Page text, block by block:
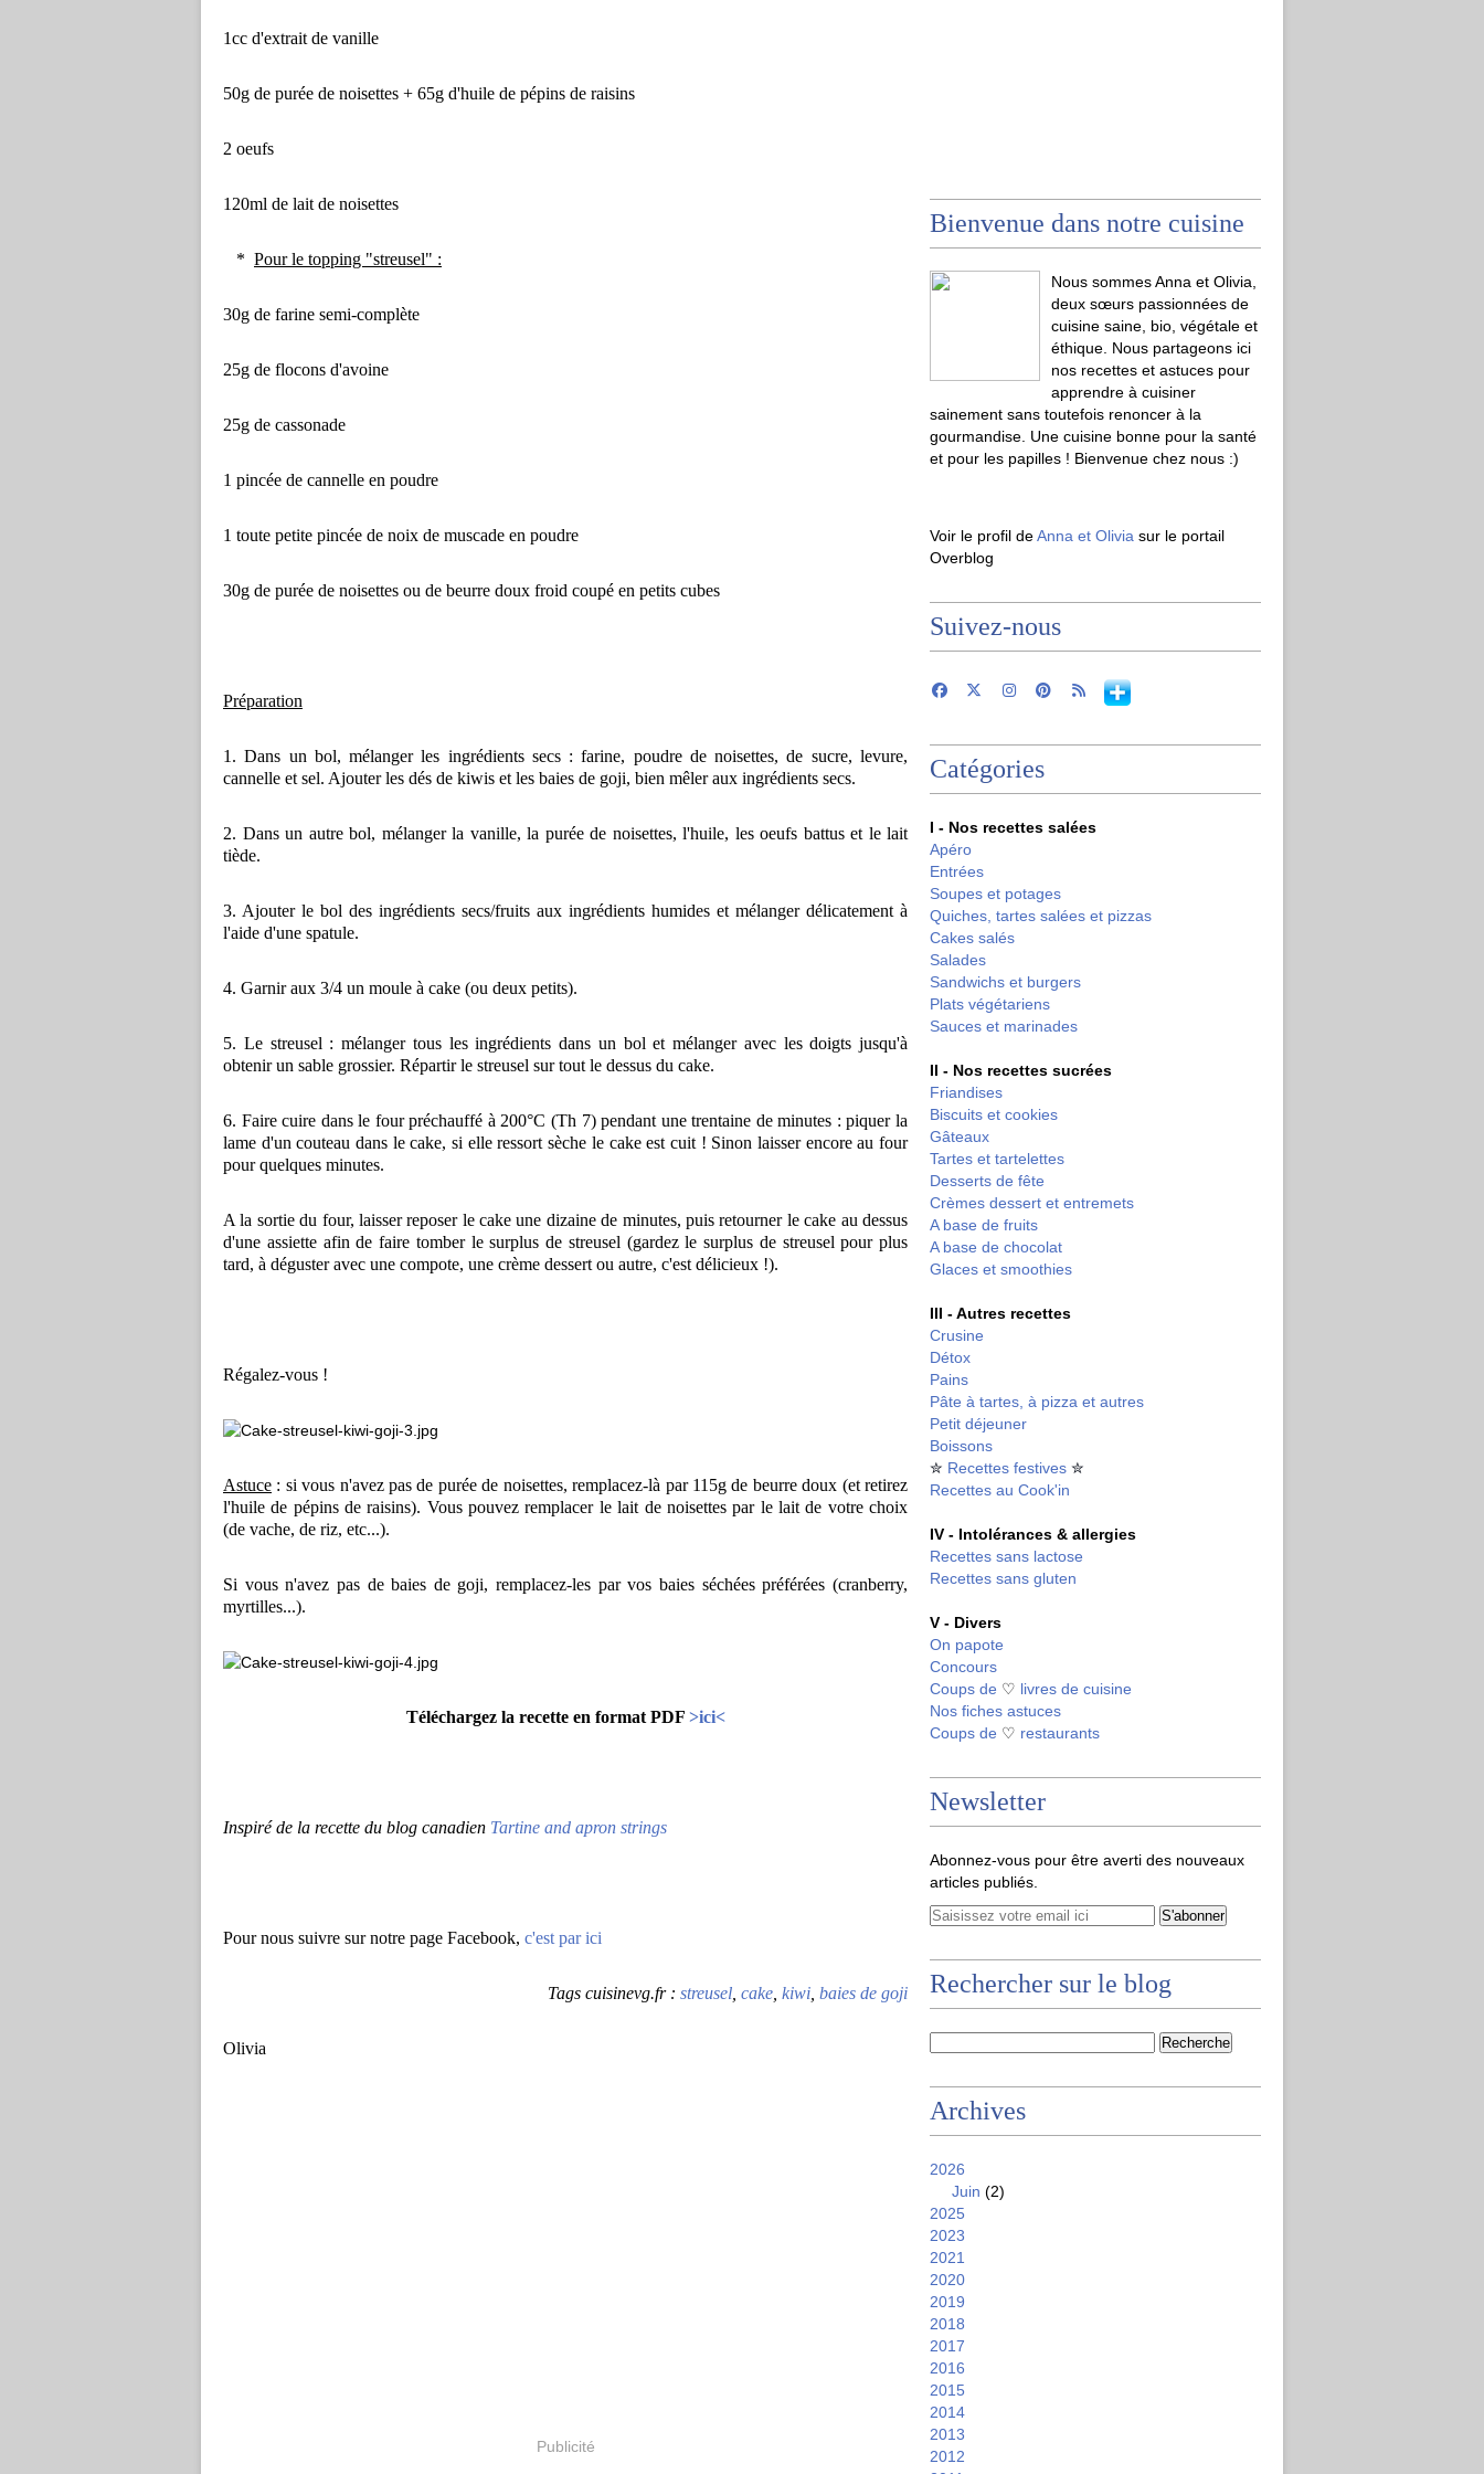
1cc d'extrait de vanille
50g de purée de noisettes + 65g d'huile de pépins de raisins
2 oeufs
120ml de lait de noisettes
* Pour le topping "streusel" :
30g de farine semi-complète
25g de flocons d'avoine
25g de cassonade
1 pincée de cannelle en poudre
1 toute petite pincée de noix de muscade en poudre
30g de purée de noisettes ou de beurre doux froid coupé en petits cubes
Préparation
1. Dans un bol, mélanger les ingrédients secs : farine, poudre de noisettes, de sucre, levure,
cannelle et sel. Ajouter les dés de kiwis et les baies de goji, bien mêler aux ingrédients secs.
2. Dans un autre bol, mélanger la vanille, la purée de noisettes, l'huile, les oeufs battus et le lait
tiède.
3. Ajouter le bol des ingrédients secs/fruits aux ingrédients humides et mélanger délicatement à
l'aide d'une spatule.
4. Garnir aux 3/4 un moule à cake (ou deux petits).
5. Le streusel : mélanger tous les ingrédients dans un bol et mélanger avec les doigts jusqu'à
obtenir un sable grossier. Répartir le streusel sur tout le dessus du cake.
6. Faire cuire dans le four préchauffé à 200°C (Th 7) pendant une trentaine de minutes : piquer la
lame d'un couteau dans le cake, si elle ressort sèche le cake est cuit ! Sinon laisser encore au four
pour quelques minutes.
A la sortie du four, laisser reposer le cake une dizaine de minutes, puis retourner le cake au dessus
d'une assiette afin de faire tomber le surplus de streusel (gardez le surplus de streusel pour plus
tard, à déguster avec une compote, une crème dessert ou autre, c'est délicieux !).
Régalez-vous !
Astuce : si vous n'avez pas de purée de noisettes, remplacez-là par 115g de beurre doux (et retirez
l'huile de pépins de raisins). Vous pouvez remplacer le lait de noisettes par le lait de votre choix
(de vache, de riz, etc...).
Si vous n'avez pas de baies de goji, remplacez-les par vos baies séchées préférées (cranberry,
myrtilles...).
Téléchargez la recette en format PDF >ici<
Inspiré de la recette du blog canadien Tartine and apron strings
Pour nous suivre sur notre page Facebook, c'est par ici
Tags cuisinevg.fr : streusel cake kiwi baies de goji
Olivia
Publicité
Bienvenue dans notre cuisine
Nous sommes Anna et Olivia,
deux sœurs passionnées de
cuisine saine, bio, végétale et
éthique. Nous partageons ici
nos recettes et astuces pour
apprendre à cuisiner
sainement sans toutefois renoncer à la
gourmandise. Une cuisine bonne pour la santé
et pour les papilles ! Bienvenue chez nous :)
Voir le profil deAnna et Olivia sur le portail
Overblog
Suivez-nous
Catégories
I - Nos recettes salées
Apéro
Entrées
Soupes et potages
Quiches, tartes salées et pizzas
Cakes salés
Salades
Sandwichs et burgers
Plats végétariens
Sauces et marinades
II - Nos recettes sucrées
Friandises
Biscuits et cookies
Gâteaux
Tartes et tartelettes
Desserts de fête
Crèmes dessert et entremets
A base de fruits
A base de chocolat
Glaces et smoothies
III - Autres recettes
Crusine
Détox
Pains
Pâte à tartes, à pizza et autres
Petit déjeuner
Boissons
✮ Recettes festives ✮
Recettes au Cook'in
IV - Intolérances & allergies
Recettes sans lactose
Recettes sans gluten
V - Divers
On papote
Concours
Coups de ♡ livres de cuisine
Nos fiches astuces
Coups de ♡ restaurants
Newsletter
Abonnez-vous pour être averti des nouveaux
articles publiés.
Rechercher sur le blog
Archives
2026
Juin (2)
2025
2023
2021
2020
2019
2018
2017
2016
2015
2014
2013
2012